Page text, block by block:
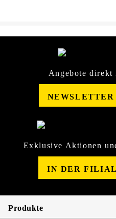
Angebote direkt
Exklusive Aktionen
IN DER
Produkte